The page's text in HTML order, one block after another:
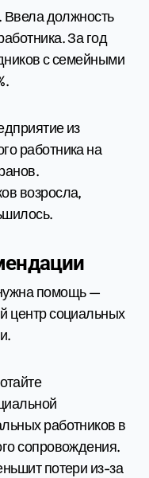
должность
За год
с семейными
из
работника на
возросла,
помощь —
центр социальных
работников в
сопровождения.
потери из-за